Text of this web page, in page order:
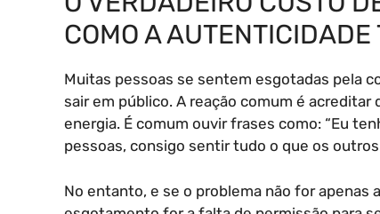
COMO A
Muitas pessoas se sentem esgotadas pela
sair em público. A reação comum é
energia. É comum ouvir frases como: “Eu
pessoas, consigo sentir tudo o que os outros
No entanto, e se o problema não for apenas